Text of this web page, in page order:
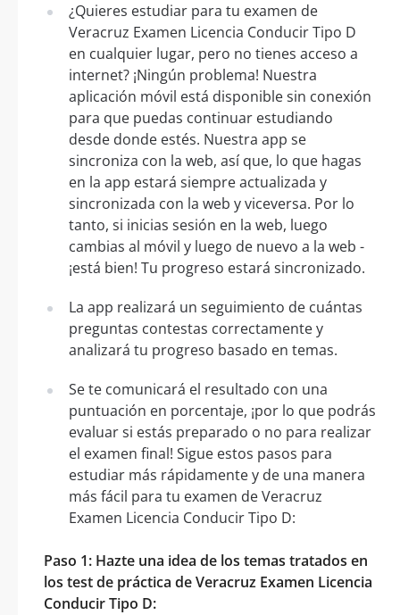
¿Quieres estudiar para tu examen de
Veracruz Examen Licencia Conducir Tipo D
en cualquier lugar, pero no tienes acceso a
internet? ¡Ningún problema! Nuestra
aplicación móvil está disponible sin conexión
para que puedas continuar estudiando
desde donde estés. Nuestra app se
sincroniza con la web, así que, lo que hagas
en la app estará siempre actualizada y
sincronizada con la web y viceversa. Por lo
tanto, si inicias sesión en la web, luego
cambias al móvil y luego de nuevo a la web -
¡está bien! Tu progreso estará sincronizado.
La app realizará un seguimiento de cuántas
preguntas contestas correctamente y
analizará tu progreso basado en temas.
Se te comunicará el resultado con una
puntuación en porcentaje, ¡por lo que podrás
evaluar si estás preparado o no para realizar
el examen final! Sigue estos pasos para
estudiar más rápidamente y de una manera
más fácil para tu examen de Veracruz
Examen Licencia Conducir Tipo D:
Paso 1: Hazte una idea de los temas tratados en
los test de práctica de Veracruz Examen Licencia
Conducir Tipo D: